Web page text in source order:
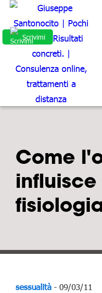
Scrivimi
Come
influisce
sessualità - 09/03/11